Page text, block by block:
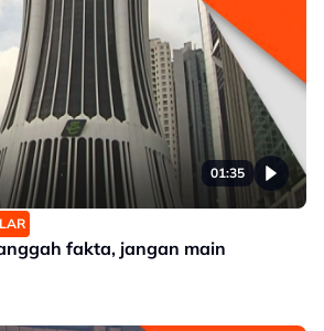
01:35
fakta, jangan main